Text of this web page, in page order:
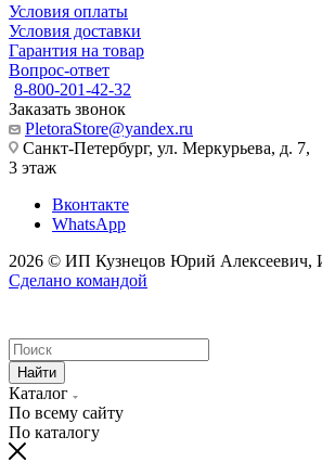
Условия оплаты
Условия доставки
Гарантия на товар
Вопрос-ответ
8-800-201-42-32
Заказать звонок
PletoraStore@yandex.ru
Санкт-Петербург, ул. Меркурьева, д. 7,
3 этаж
Вконтакте
WhatsApp
2026 © ИП Кузнецов Юрий Алексеевич,
Сделано командой
Найти
Каталог
По всему сайту
По каталогу